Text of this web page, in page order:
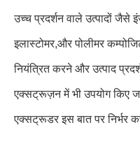
उच्च प्रदर्शन वाले उत्पादों जैसे
इलास्टोमर,और पोलीमर
नियंत्रित करने और उत्पाद
एक्सट्रूज़न में भी उपयोग किए
एक्सट्रूडर इस बात पर निर्भर